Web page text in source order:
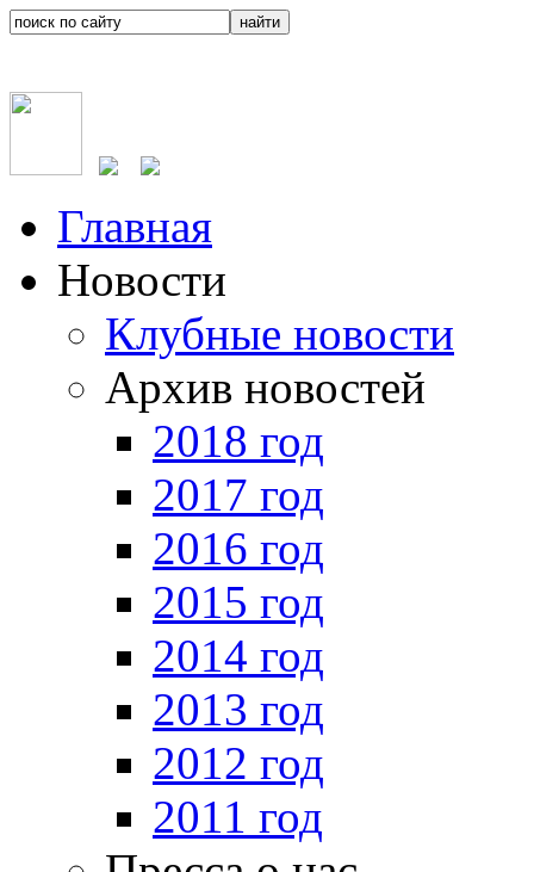
Главная
Новости
Клубные новости
Архив новостей
2018 год
2017 год
2016 год
2015 год
2014 год
2013 год
2012 год
2011 год